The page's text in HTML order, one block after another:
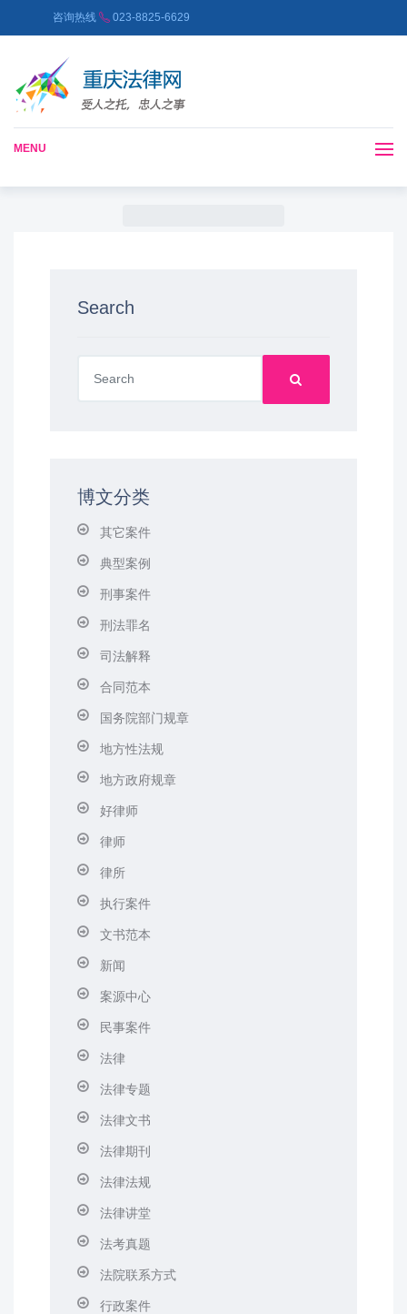
咨询热线 023-8825-6629
MENU
Search
博文分类
其它案件
典型案例
刑事案件
刑法罪名
司法解释
合同范本
国务院部门规章
地方性法规
地方政府规章
好律师
律师
律所
执行案件
文书范本
新闻
案源中心
民事案件
法律
法律专题
法律文书
法律期刊
法律法规
法律讲堂
法考真题
法院联系方式
行政案件